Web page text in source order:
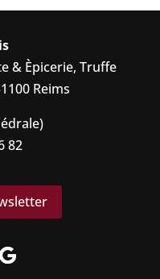
& Èpicerie, Truffe
Reims
82